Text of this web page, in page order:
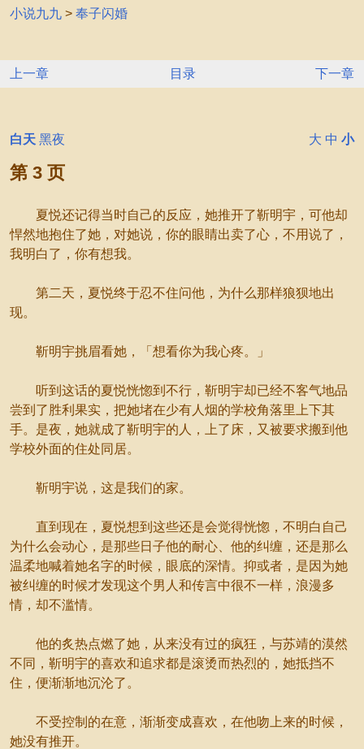
小说九九 > 奉子闪婚
上一章 目录 下一章
白天 黑夜 大 中 小
第 3 页
夏悦还记得当时自己的反应，她推开了靳明宇，可他却
悍然地抱住了她，对她说，你的眼睛出卖了心，不用说了，
我明白了，你有想我。
第二天，夏悦终于忍不住问他，为什么那样狼狈地出
现。
靳明宇挑眉看她，「想看你为我心疼。」
听到这话的夏悦恍惚到不行，靳明宇却已经不客气地品
尝到了胜利果实，把她堵在少有人烟的学校角落里上下其
手。是夜，她就成了靳明宇的人，上了床，又被要求搬到他
学校外面的住处同居。
靳明宇说，这是我们的家。
直到现在，夏悦想到这些还是会觉得恍惚，不明白自己
为什么会动心，是那些日子他的耐心、他的纠缠，还是那么
温柔地喊着她名字的时候，眼底的深情。抑或者，是因为她
被纠缠的时候才发现这个男人和传言中很不一样，浪漫多
情，却不滥情。
他的炙热点燃了她，从来没有过的疯狂，与苏靖的漠然
不同，靳明宇的喜欢和追求都是滚烫而热烈的，她抵挡不
住，便渐渐地沉沦了。
不受控制的在意，渐渐变成喜欢，在他吻上来的时候，
她没有推开。